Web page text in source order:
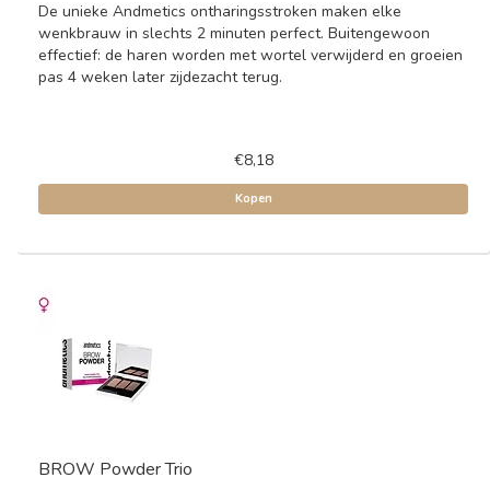
De unieke Andmetics ontharingsstroken maken elke
wenkbrauw in slechts 2 minuten perfect. Buitengewoon
effectief: de haren worden met wortel verwijderd en groeien
pas 4 weken later zijdezacht terug.
€8,18
Kopen
BROW Powder Trio